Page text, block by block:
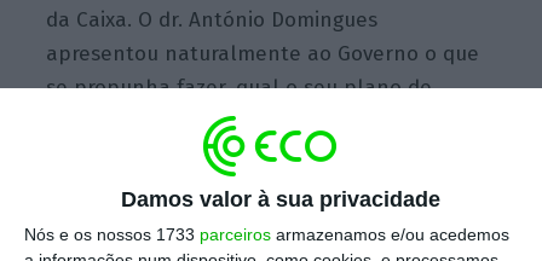
Damos valor à sua privacidade
Nós e os nossos 1733 parceiros armazenamos e/ou acedemos
da Caixa. O dr. António Domingues
apresentou naturalmente ao Governo o que
se propunha fazer, qual o seu plano de
negócios, qual o seu plano de capitalização e
qual o seu plano de reestruturação.